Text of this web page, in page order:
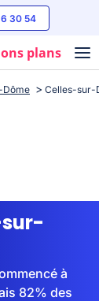
30 54
plans
Dôme Celles-sur-
à
82% des